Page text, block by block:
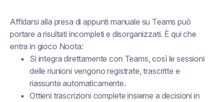
Affidarsi alla presa di appunti manuale su Teams può
portare a risultati incompleti e disorganizzati. È qui che
entra in gioco Noota:
Si integra direttamente con Teams, così le sessioni
delle riunioni vengono registrate, trascritte e
riassunte automaticamente.
Ottieni trascrizioni complete insieme a decisioni in